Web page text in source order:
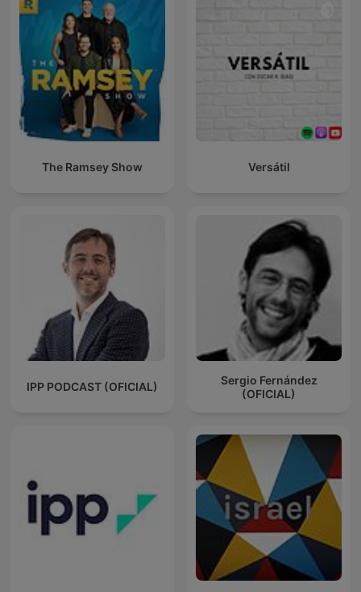
The Ramsey Show Versátil
IPP PODCAST (OFICIAL)
Sergio Fernández
(OFICIAL)